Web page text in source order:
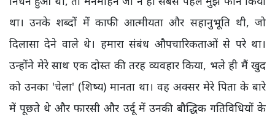
था। उनके शब्दों में काफी आत्मीयता और सहानुभूति थी, जो
दिलासा देने वाले थे। हमारा संबंध औपचारिकताओं से परे था।
उन्होंने मेरे साथ एक दोस्त की तरह व्यवहार किया, भले ही मैं खुद
को उनका 'चेला' (शिष्य) मानता था। वह अक्सर मेरे पिता के बारे
में पूछते थे और फारसी और उर्दू में उनकी बौद्धिक गतिविधियों के